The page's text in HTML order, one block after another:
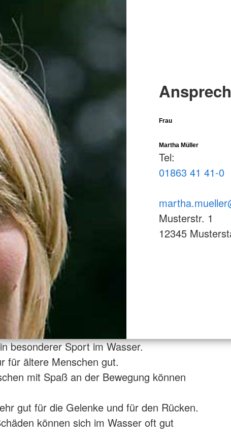
Frau
Martha Müller
Tel:
01863 41 41-0
Musterstr. 1
12345
besonderer Sport im Wasser.
für ältere Menschen gut.
mit Spaß an der Bewegung können
gut für die Gelenke und für den Rücken.
können sich im Wasser oft gut